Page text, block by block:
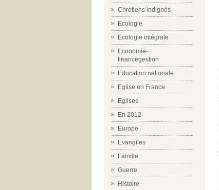
Chrétiens indignés
Ecologie
Ecologie intégrale
Economie-
financegestion
Education nationale
Eglise en France
Eglises
En 2012
Europe
Evangiles
Famille
Guerre
Histoire